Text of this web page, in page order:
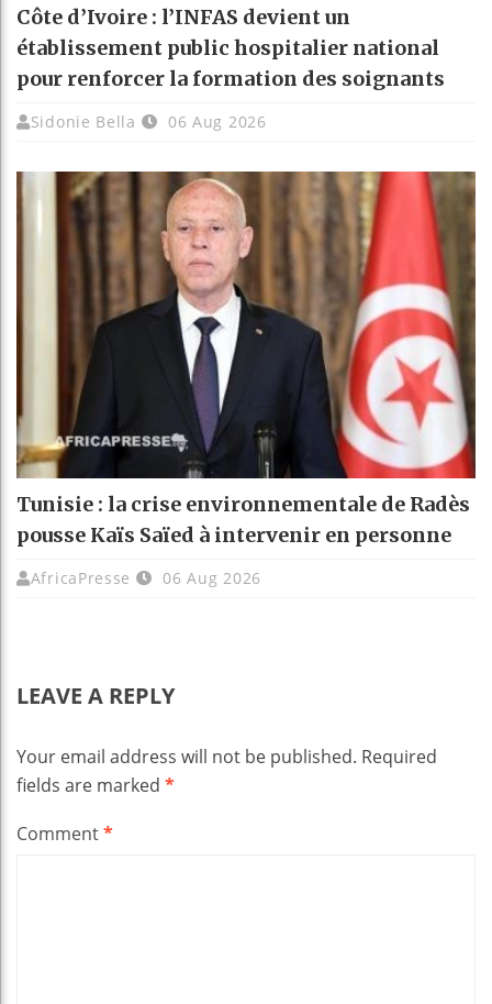
Côte d’Ivoire : l’INFAS devient un
établissement public hospitalier national
pour renforcer la formation des soignants
Sidonie Bella 06 Aug 2026
Tunisie : la crise environnementale de Radès
pousse Kaïs Saïed à intervenir en personne
AfricaPresse 06 Aug 2026
LEAVE A REPLY
Your email address will not be published. Required
fields are marked *
Comment*